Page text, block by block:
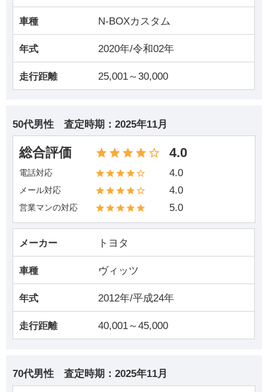
車種 N-BOXカスタム
年式 2020年/令和02年
走行距離 25,001～30,000
50代男性 査定時期： 2025年11月
総合評価 4.0
電話対応 4.0
メール対応 4.0
営業マンの対応 5.0
メーカー トヨタ
車種 ヴィッツ
年式 2012年/平成24年
走行距離 40,001～45,000
70代男性 査定時期： 2025年11月